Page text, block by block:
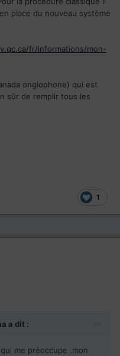
place du nouveau système
fr/informations/mon-
onglophone) qui est
sûr de remplir tous les
1
a dit :
me préoccupe .mon